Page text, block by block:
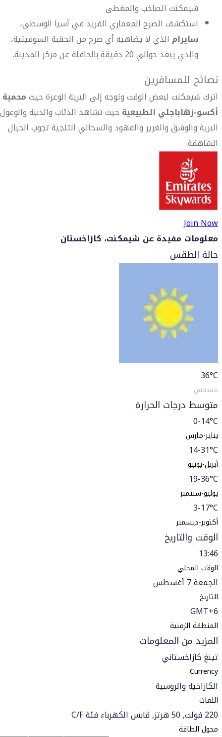
شيمكنت الصاخب والمغطى
استكشف الصرح المعماري الفريد في آسيا الوسطى،
سايرام الذي لا يضاهيه أي صرح من الحقبة السوفيتية،
والذي يبعد حوالي 20 دقيقة بالحافلة عن مركز المدينة.
نصائح للمسافرين
اترك شيمكنت لبعض الوقت وتوجه إلى البرية الوعرة حيثمحمية
أكسو-زهاباجلي الطبيعية حيث تشاهد الذئاب والدببة والوعول
البرية والوشق والغرير والفهود والسحالي الثلجية تجوب الجبال
الشاهقة.
Join Now
معلومات مفيدة عن شيمكنت، كازاخستان
حالة الطقس
36°C
مشمس
متوسط درجات الحرارة
0-14°C
يناير-مارس
14-31°C
أبريل-يونيو
19-36°C
يوليو-سبتمبر
3-17°C
أكتوبر-ديسمبر
الوقت والتاريخ
13:46
الوقت المحلي
الجمعة 7 أغسطس
التاريخ
GMT+6
المنطقة الزمنية
المزيد من المعلومات
تينغ كازاخستاني
Currency
الكازاخية والروسية
اللغات
220 فولت, 50 هرتز, قابس الكهرباء فئة C/F
محول الطاقة